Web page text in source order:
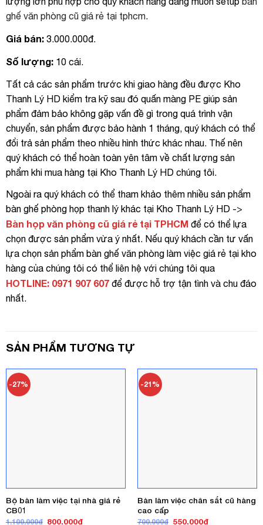
ghế văn phòng cũ giá rẻ tại tphcm.
Giá bán: 3.000.000đ.
Số lượng: 10 cái.
Tất cả các sản phẩm trước khi giao hàng đều được Kho
Thanh Lý HD kiểm tra kỹ sau đó quấn màng PE giúp sản
phẩm đảm bảo không gặp vấn đề gì trong quá trình vận
chuyển, sản phẩm được bảo hành 1 tháng, quý khách có thể
đổi trả sản phẩm theo nhiều hình thức khác nhau. Thế nên
quý khách có thể hoàn toàn yên tâm về chất lượng sản
phẩm khi mua hàng tại Kho Thanh Lý HD chúng tôi.
Ngoài ra quý khách có thể tham khảo thêm nhiều sản phẩm
bàn ghế phòng họp thanh lý khác tại Kho Thanh Lý HD ->
Bàn họp văn phòng cũ giá rẻ tại TPHCM để có thể lựa
chọn được sản phẩm vừa ý nhất. Nếu quý khách cần tư vấn
lựa chọn sản phẩm bàn ghế văn phòng làm việc giá rẻ tại kho
hàng của chúng tôi có thể liên hệ với chúng tôi qua
HOTLINE: 0971 907 607 để được hỗ trợ tận tình và chu đáo
nhất.
SẢN PHẨM TƯƠNG TỰ
-27%
Bộ bàn làm việc tại nhà giá rẻ
CB01
1.100.000₫ Giá
800.000₫Giá
-21%
Bàn làm việc chân sắt cũ hàng
cao cấp
700.000₫ Giá
550.000₫Giá